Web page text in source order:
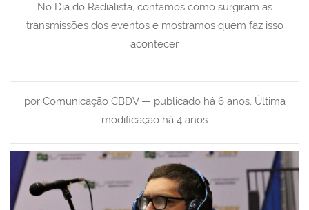
por Comunicação CBDV — publicado há 6 anos, Última
modificação há 4 anos
No Dia do Radialista, contamos como surgiram as
transmissões dos eventos e mostramos quem faz isso
acontecer